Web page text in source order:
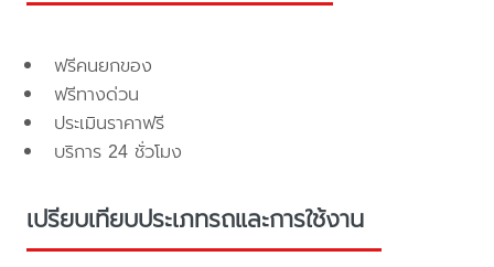
ฟรีคนยกของ
ฟรีทางด่วน
ประเมินราคาฟรี
บริการ 24 ชั่วโมง
เปรียบเทียบประเภทรถและการใช้งาน